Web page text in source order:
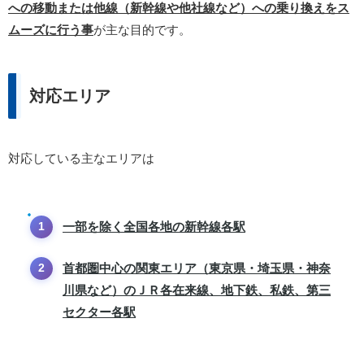
への移動または他線（新幹線や他社線など）への乗り換えをス
ムーズに行う事が主な目的です。
対応エリア
対応している主なエリアは
一部を除く全国各地の新幹線各駅
首都圏中心の関東エリア（東京県・埼玉県・神奈
川県など）のＪＲ各在来線、地下鉄、私鉄、第三
セクター各駅